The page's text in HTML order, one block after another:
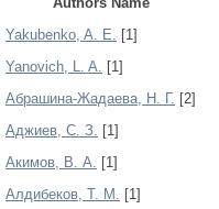
Yakubenko, A. E. [1]
Yanovich, L. A. [1]
Абрашина-Жадаева, Н. Г. [2]
Аджиев, С. З. [1]
Акимов, В. А. [1]
Алдибеков, Т. М. [1]